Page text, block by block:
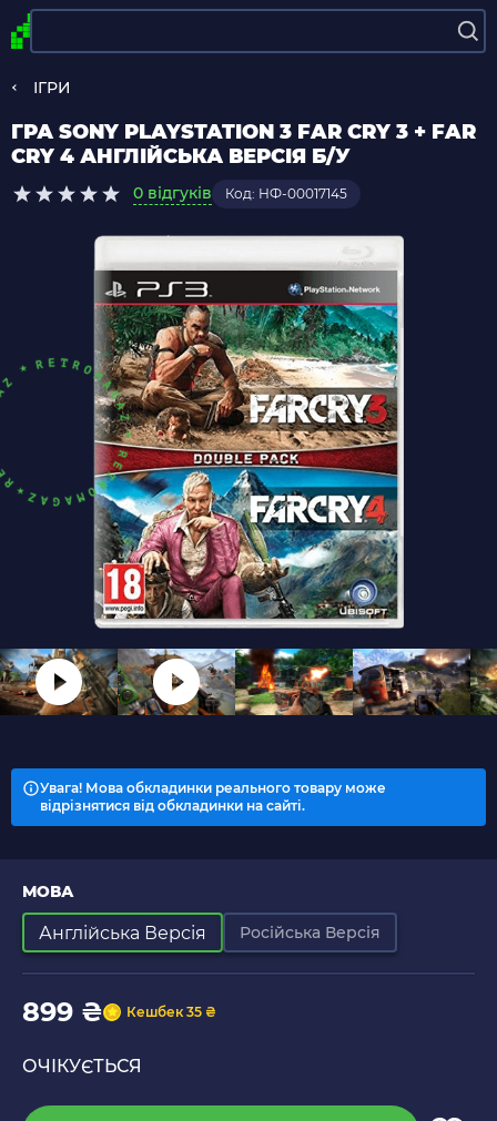
ІГРИ
ГРА SONY PLAYSTATION 3 FAR CRY 3 + FAR
CRY 4 АНГЛІЙСЬКА ВЕРСІЯ Б/У
0 відгуків Код: НФ-00017145
Увага! Мова обкладинки реального товару може
відрізнятися від обкладинки на сайті.
МОВА
Англійська Версія Російська Версія
899 ₴ Кешбек 35 ₴
ОЧІКУЄТЬСЯ